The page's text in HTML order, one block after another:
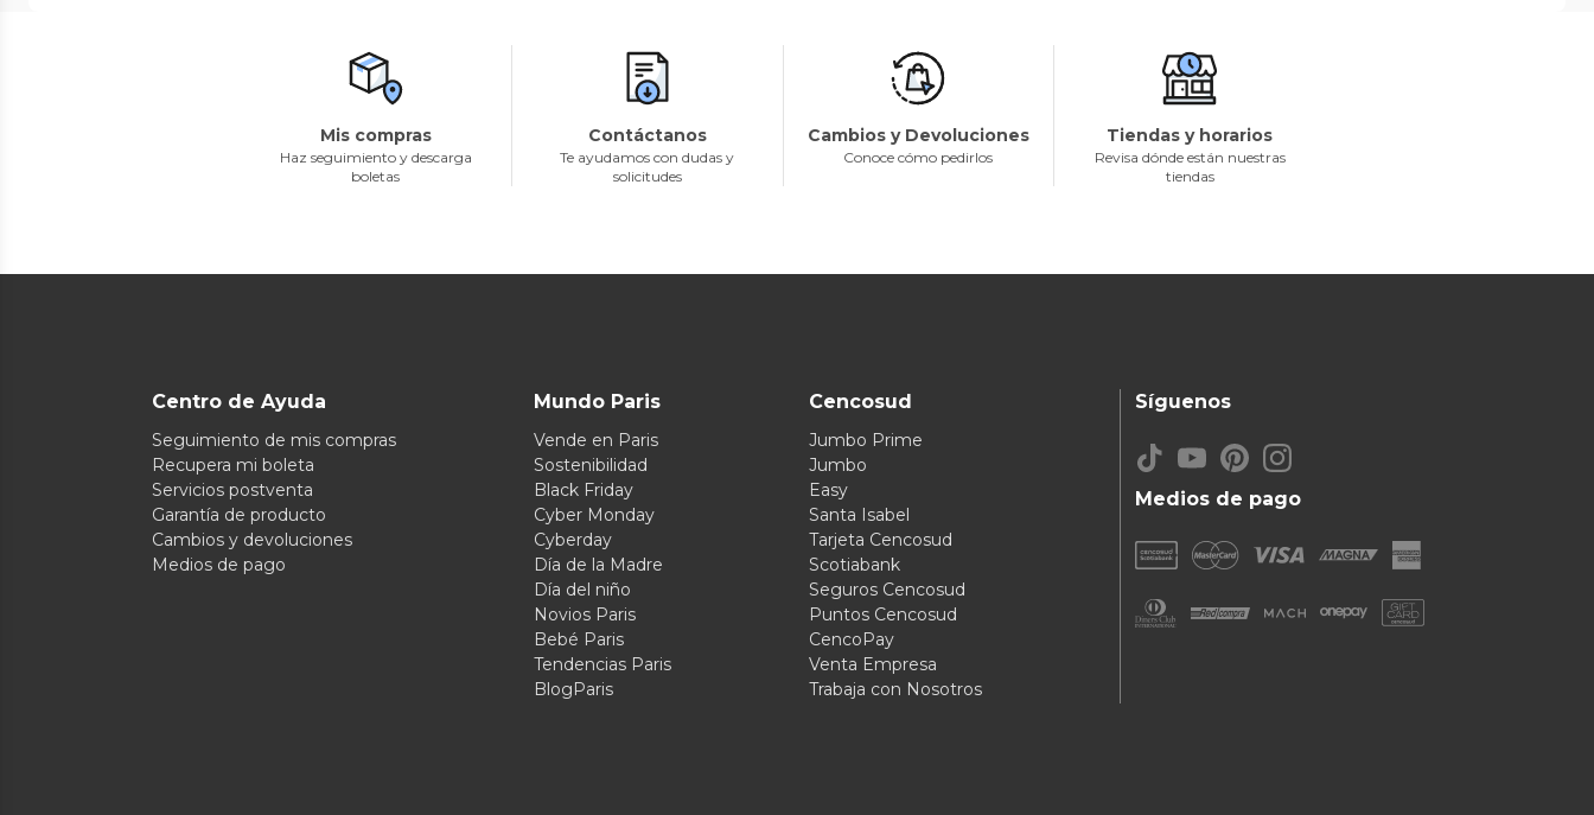
Mis compras
Haz seguimiento y descarga
boletas
Contáctanos
Te ayudamos con dudas y
solicitudes
Cambios y Devoluciones
Conoce cómo pedirlos
Tiendas y horarios
Revisa dónde están nuestras
tiendas
Centro de Ayuda
Seguimiento de mis compras
Recupera mi boleta
Servicios postventa
Garantía de producto
Cambios y devoluciones
Medios de pago
Mundo Paris
Vende en Paris
Sostenibilidad
Black Friday
Cyber Monday
Cyberday
Día de la Madre
Día del niño
Novios Paris
Bebé Paris
Tendencias Paris
BlogParis
Cencosud
Jumbo Prime
Jumbo
Easy
Santa Isabel
Tarjeta Cencosud
Scotiabank
Seguros Cencosud
Puntos Cencosud
CencoPay
Venta Empresa
Trabaja con Nosotros
Medios de pago
Síguenos